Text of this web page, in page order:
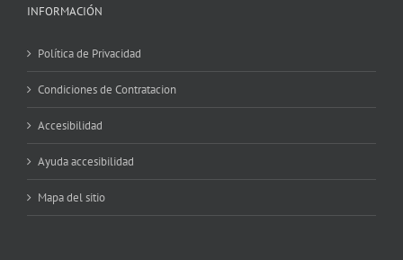
INFORMACIÓN
Política de Privacidad
Condiciones de Contratacion
Accesibilidad
Ayuda accesibilidad
Mapa del sitio